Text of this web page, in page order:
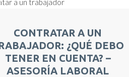
CONTRATAR A UN
¿QUÉ DEBO
TENER EN CUENTA? –
ASESORÍA LABORAL